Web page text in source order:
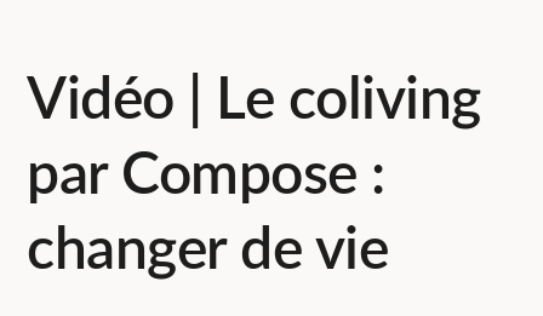
Vidéo | Le coliving
par Compose :
changer de vie